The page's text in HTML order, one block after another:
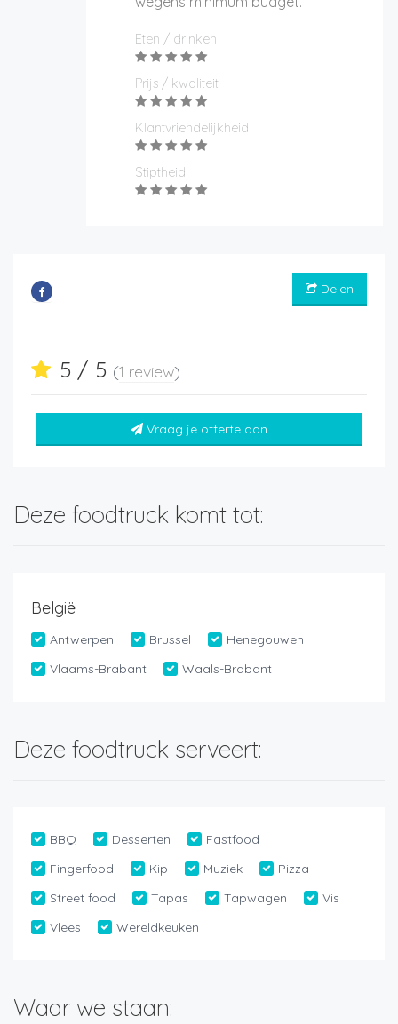
Eten / drinken
Prijs / kwaliteit
Klantvriendelijkheid
Stiptheid
Delen
5 / 5 (1 review)
Vraag je offerte aan
Deze foodtruck komt tot:
België
Antwerpen Brussel
Henegouwen
Vlaams-Brabant
Waals-Brabant
Deze foodtruck serveert:
BBQ Desserten
Fastfood
Fingerfood
Kip Muziek
Pizza
Street food
Tapas Tapwagen
Vis
Vlees
Wereldkeuken
Waar we staan: